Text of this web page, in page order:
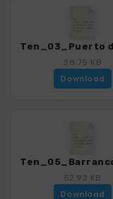
38.75 KB
Download
52.92 KB
Download